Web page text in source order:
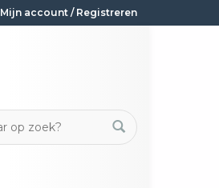
Mijn account / Registreren